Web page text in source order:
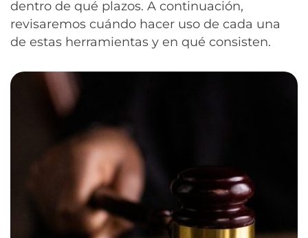
dentro de qué plazos. A continuación,
revisaremos cuándo hacer uso de cada una
de estas herramientas y en qué consisten.